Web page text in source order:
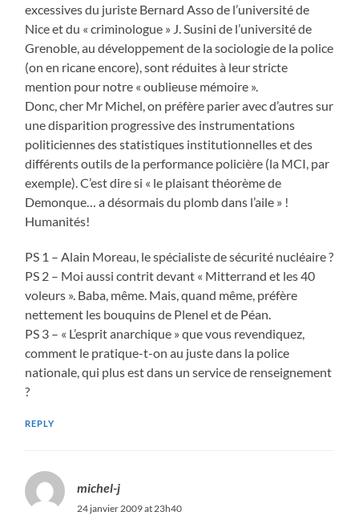
excessives du juriste Bernard Asso de l’université de
Nice et du « criminologue » J. Susini de l’université de
Grenoble, au développement de la sociologie de la police
(on en ricane encore), sont réduites à leur stricte
mention pour notre « oublieuse mémoire ».
Donc, cher Mr Michel, on préfère parier avec d’autres sur
une disparition progressive des instrumentations
politiciennes des statistiques institutionnelles et des
différents outils de la performance policière (la MCI, par
exemple). C’est dire si « le plaisant théorème de
Demonque… a désormais du plomb dans l’aile » !
Humanités!
PS 1 – Alain Moreau, le spécialiste de sécurité nucléaire ?
PS 2 – Moi aussi contrit devant « Mitterrand et les 40
voleurs ». Baba, même. Mais, quand même, préfère
nettement les bouquins de Plenel et de Péan.
PS 3 – « L’esprit anarchique » que vous revendiquez,
comment le pratique-t-on au juste dans la police
nationale, qui plus est dans un service de renseignement
?
REPLY
michel-j
24 janvier 2009 at 23h40